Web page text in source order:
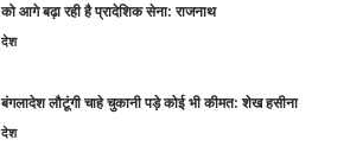
को आगे बढ़ा रही है प्रादेशिक सेना: राजनाथ
देश
बंगलादेश लौटूंगी चाहे चुकानी पड़े कोई भी कीमत: शेख हसीना
देश